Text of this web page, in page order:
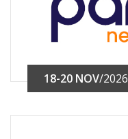
18-20 NOV/2026